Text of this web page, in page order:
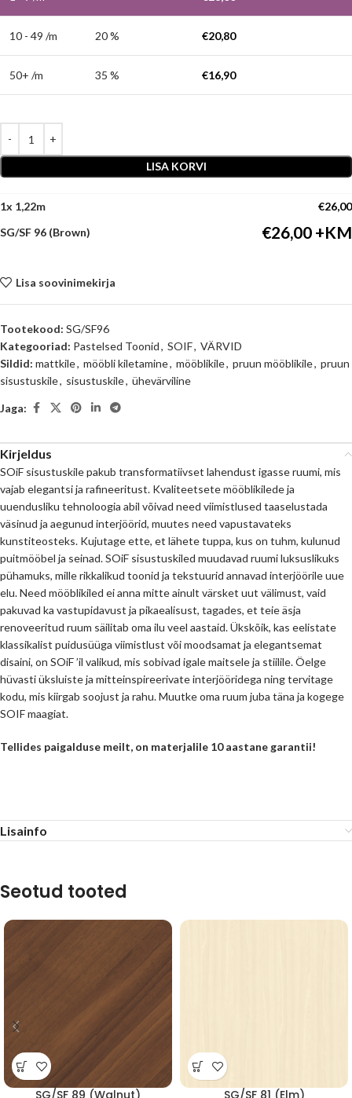
10 - 49 /m 20 % €20,80
50+ /m 35 % €16,90
LISA KORVI
1x €26,00
SG/SF 96 (Brown)
€26,00
Lisa soovinimekirja
Tootekood: SG/SF96
Kategooriad: Pastelsed Toonid, SOIF, VÄRVID
Sildid: mattkile, mööbli kiletamine, mööblikile, pruun mööblikile, pruun
sisustuskile, sisustuskile, ühevärviline
Jaga:
Kirjeldus
SOiF sisustuskile pakub transformatiivset lahendust igasse ruumi, mis
vajab elegantsi ja rafineeritust. Kvaliteetsete mööblikilede ja
uuendusliku tehnoloogia abil võivad need viimistlused taaselustada
väsinud ja aegunud interjöörid, muutes need vapustavateks
kunstiteosteks. Kujutage ette, et lähete tuppa, kus on tuhm, kulunud
puitmööbel ja seinad. SOiF sisustuskiled muudavad ruumi luksuslikuks
pühamuks, mille rikkalikud toonid ja tekstuurid annavad interjöörile uue
elu. Need mööblikiled ei anna mitte ainult värsket uut välimust, vaid
pakuvad ka vastupidavust ja pikaealisust, tagades, et teie äsja
renoveeritud ruum säilitab oma ilu veel aastaid. Ükskõik, kas eelistate
klassikalist puidusüüga viimistlust või moodsamat ja elegantsemat
disaini, on SOiF ’il valikud, mis sobivad igale maitsele ja stiilile. Öelge
hüvasti üksluiste ja mitteinspireerivate interjööridega ning tervitage
kodu, mis kiirgab soojust ja rahu. Muutke oma ruum juba täna ja kogege
SOIF maagiat.
Tellides paigalduse meilt, on materjalile 10 aastane garantii!
Lisainfo
Seotud tooted
SG/SF 89 (Walnut) SG/SF 81 (Elm)